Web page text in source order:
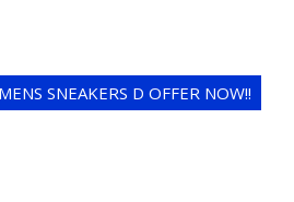
SNEAKERS D OFFER NOW!!